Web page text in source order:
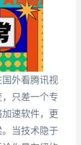
外看腾讯视
只差一个专
速软件，更
当技术隐于